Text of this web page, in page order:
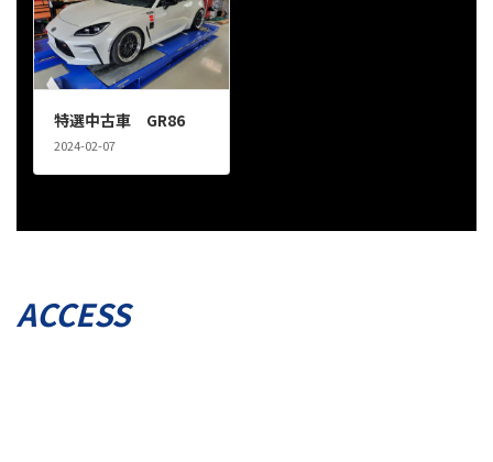
特選中古車 GR86
2024-02-07
ACCESS